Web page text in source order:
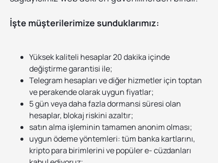
İşte müşterilerimize sunduklarımız:
Yüksek kaliteli hesaplar 20 dakika içinde
değiştirme garantisi ile;
Telegram hesapları ve diğer hizmetler için toptan
ve perakende olarak uygun fiyatlar;
5 gün veya daha fazla dormansi süresi olan
hesaplar, blokaj riskini azaltır;
satın alma işleminin tamamen anonim olması;
uygun ödeme yöntemleri: tüm banka kartlarını,
kripto para birimlerini ve popüler e- cüzdanları